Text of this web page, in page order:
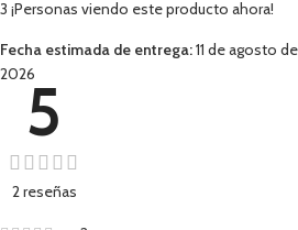
3 ¡Personas viendo este producto ahora!
Fecha estimada de entrega:11 de agosto
20265
2 reseñas